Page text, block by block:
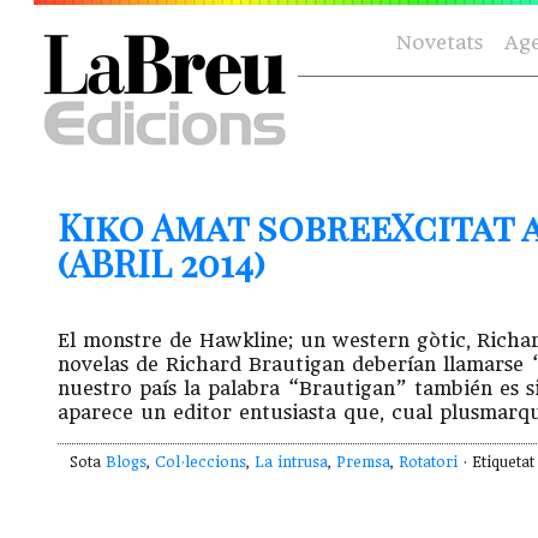
Novetats
Kiko Amat sobreeXcitat
(ABRIL 2014)
El monstre de Hawkline; un western gòtic,
novelas de Richard Brautigan deberían
nuestro país la palabra “Brautigan” también es
aparece un editor entusiasta que, cual
Sota Blogs, Col·leccions, La intrusa, Premsa, Rotatori ·